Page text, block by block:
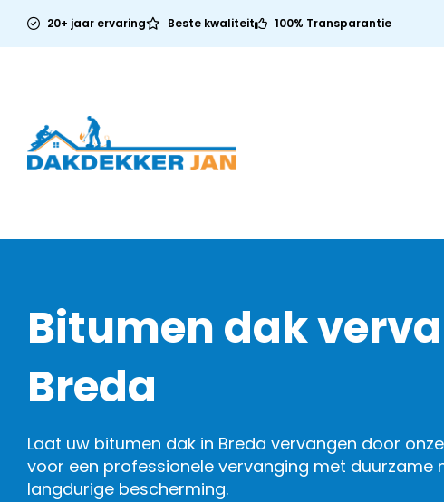
20+ jaar ervaring Beste kwaliteit 100% Transparantie
Bitumen dak
Breda
Laat uw bitumen dak in Breda vervangen door
voor een professionele vervanging met duurzame
langdurige bescherming.